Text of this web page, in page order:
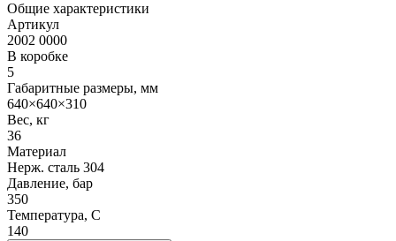
Общие характеристики
Артикул
2002 0000
В коробке
5
Габаритные размеры, мм
640×640×310
Вес, кг
36
Материал
Нерж. сталь 304
Давление, бар
350
Температура, C
140